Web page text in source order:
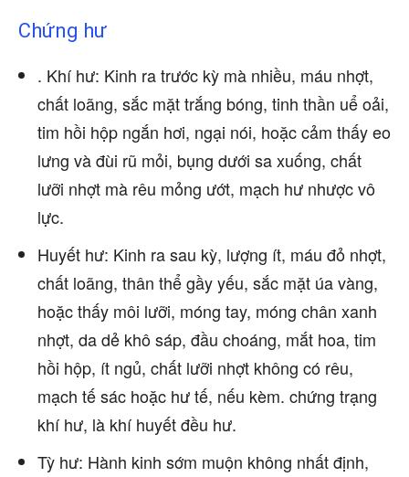
Chứng hư
. Khí hư: Kinh ra trước kỳ mà nhiều, máu nhợt,
chất loãng, sắc mặt trắng bóng, tinh thần uể oải,
tim hồi hộp ngắn hơi, ngại nói, hoặc cảm thấy eo
lưng và đùi rũ mỏi, bụng dưới sa xuống, chất
lưỡi nhợt mà rêu mỏng ướt, mạch hư nhược vô
lực.
Huyết hư: Kinh ra sau kỳ, lượng ít, máu đỏ nhợt,
chất loãng, thân thể gầy yếu, sắc mặt úa vàng,
hoặc thấy môi lưỡi, móng tay, móng chân xanh
nhợt, da dẻ khô sáp, đầu choáng, mắt hoa, tim
hồi hộp, ít ngủ, chất lưỡi nhợt không có rêu,
mạch tế sác hoặc hư tế, nếu kèm. chứng trạng
khí hư, là khí huyết đều hư.
Tỳ hư: Hành kinh sớm muộn không nhất định,